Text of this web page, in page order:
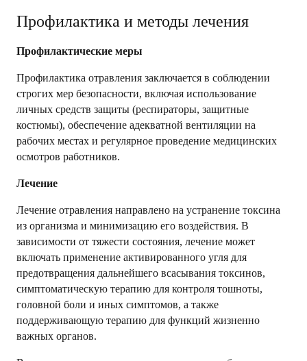
Профилактика и методы лечения
Профилактические меры
Профилактика отравления заключается в соблюдении
строгих мер безопасности, включая использование
личных средств защиты (респираторы, защитные
костюмы), обеспечение адекватной вентиляции на
рабочих местах и регулярное проведение медицинских
осмотров работников.
Лечение
Лечение отравления направлено на устранение токсина
из организма и минимизацию его воздействия. В
зависимости от тяжести состояния, лечение может
включать применение активированного угля для
предотвращения дальнейшего всасывания токсинов,
симптоматическую терапию для контроля тошноты,
головной боли и иных симптомов, а также
поддерживающую терапию для функций жизненно
важных органов.